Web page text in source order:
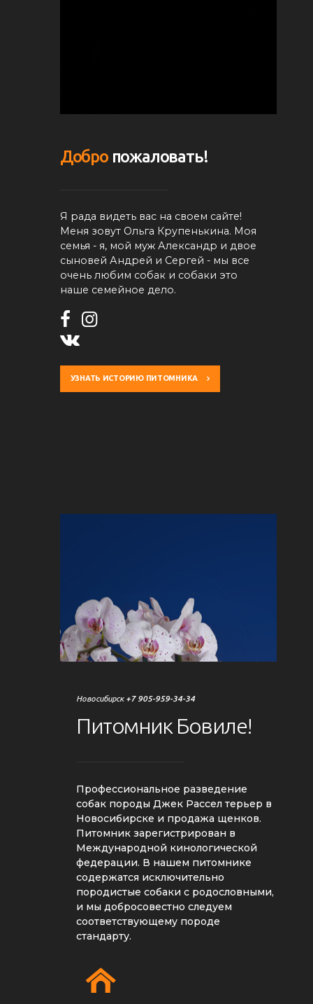
Добропожаловать!
Я рада видеть вас на своем сайте!
Меня зовут Ольга Крупенькина. Моя
семья - я, мой муж Александр и двое
сыновей Андрей и Сергей - мы все
очень любим собак и собаки это
наше семейное дело.
УЗНАТЬ ИСТОРИЮ ПИТОМНИКА
Новосибирск +7 905-959-34-34
Питомник Бовиле!
Профессиональное разведение
собак породы Джек Рассел терьер в
Новосибирске и продажа щенков.
Питомник зарегистрирован в
Международной кинологической
федерации. В нашем питомнике
содержатся исключительно
породистые собаки с родословными,
и мы добросовестно следуем
соответствующему породе
стандарту.